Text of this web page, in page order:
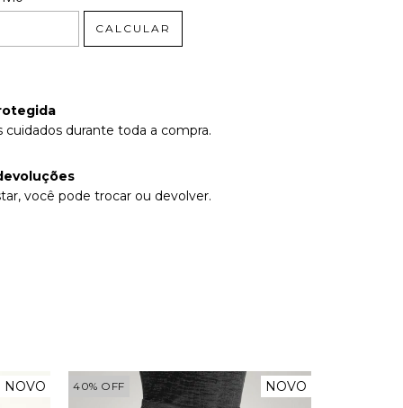
CALCULAR
cuidados durante toda a compra.
você pode trocar ou devolver.
NOVO 40% OFF NOVO